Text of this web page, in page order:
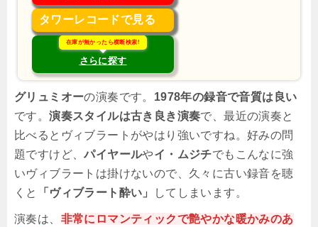
タワーレコードで見る
在庫が無かったら横断検索!
さらに探す
グリュミオーの演奏です。 1978年の録音で音質は良い
です。演奏スタイルは古き良き演奏で、最近の演奏と
比べるとヴィブラートがやはり強いですね。好みの問
題ですけど、パイヤールやイ・ムジチでもこんなに強
いヴィブラートは掛けないので、久々に古い録音を聴
くと
「ヴィブラート酔い」 してしまいます。
演奏は、 非常にロマンティックで艶やかな暖かみのあ